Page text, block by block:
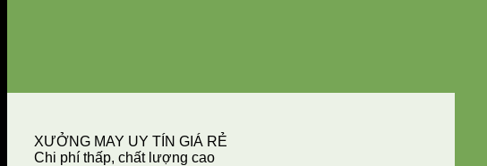
XƯỞNG MAY UY TÍN GIÁ RẺ
Chi phí thấp, chất lượng cao